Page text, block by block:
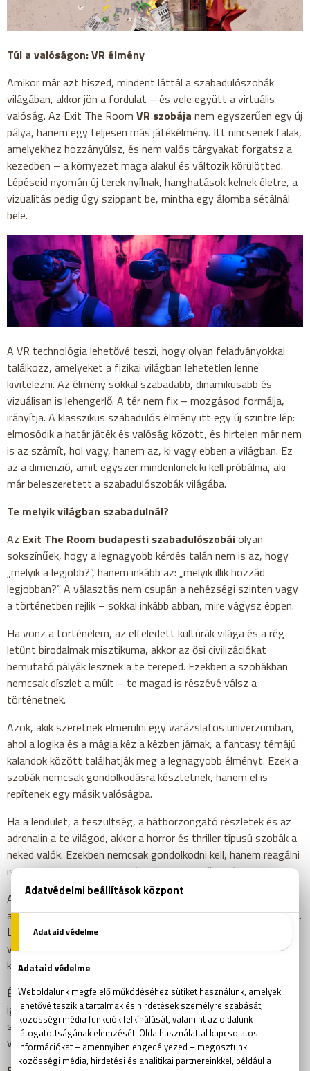
Túl a valóságon: VR élmény
Amikor már azt hiszed, mindent láttál a szabadulószobák
világában, akkor jön a fordulat – és vele együtt a virtuális
valóság. Az Exit The Room VR szobája nem egyszerűen egy új
pálya, hanem egy teljesen más játékélmény. Itt nincsenek falak,
amelyekhez hozzányúlsz, és nem valós tárgyakat forgatsz a
kezedben – a környezet maga alakul és változik körülötted.
Lépéseid nyomán új terek nyílnak, hanghatások kelnek életre, a
vizualitás pedig úgy szippant be, mintha egy álomba sétálnál
bele.
A VR technológia lehetővé teszi, hogy olyan feladványokkal
találkozz, amelyeket a fizikai világban lehetetlen lenne
kivitelezni. Az élmény sokkal szabadabb, dinamikusabb és
vizuálisan is lehengerlő. A tér nem fix – mozgásod formálja,
irányítja. A klasszikus szabadulós élmény itt egy új szintre lép:
elmosódik a határ játék és valóság között, és hirtelen már nem
is az számít, hol vagy, hanem az, ki vagy ebben a világban. Ez
az a dimenzió, amit egyszer mindenkinek ki kell próbálnia, aki
már beleszeretett a szabadulószobák világába.
Te melyik világban szabadulnál?
Az Exit The Room budapesti szabadulószobáiolyan
sokszínűek, hogy a legnagyobb kérdés talán nem is az, hogy
„melyik a legjobb?”, hanem inkább az: „melyik illik hozzád
legjobban?”. A választás nem csupán a nehézségi szinten vagy
a történetben rejlik – sokkal inkább abban, mire vágysz éppen.
Ha vonz a történelem, az elfeledett kultúrák világa és a rég
letűnt birodalmak misztikuma, akkor az ősi civilizációkat
bemutató pályák lesznek a te tereped. Ezekben a szobákban
nemcsak díszlet a múlt – te magad is részévé válsz a
történetnek.
Azok, akik szeretnek elmerülni egy varázslatos univerzumban,
ahol a logika és a mágia kéz a kézben járnak, a fantasy témájú
kalandok között találhatják meg a legnagyobb élményt. Ezek a
szobák nemcsak gondolkodásra késztetnek, hanem el is
repítenek egy másik valóságba.
Ha a lendület, a feszültség, a hátborzongató részletek és az
adrenalin a te világod, akkor a horror és thriller típusú szobák a
neked valók. Ezekben nemcsak gondolkodni kell, hanem reagálni
is – gyorsan, ösztönösen, és néha meglepően bátran.
A sci-fi iránt rajongóknak olyan pályák állnak rendelkezésére,
ahol a technológia nem díszlet, hanem a sztori mozgatórugója.
Légy részese egy küldetésnek a jövőben, egy idegen világban
vagy a víz alatt, ahol minden eszköz, fény és hang egy
komplex rendszer része.
És ha már mindent kipróbáltál, de még mindig vágysz valami
igazán különlegesre, akkor jöhet a VR. Ez nem a hagyományos
szabadulószoba élménye – ez valami új. Valami határtalan. Egy
világ, ahol tényleg bármi megtörténhet.